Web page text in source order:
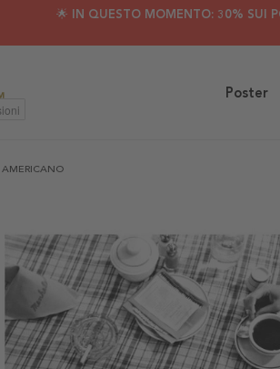
🌟 IN QUESTO MOMENTO: 30% SUI
Poster
AMERICANO